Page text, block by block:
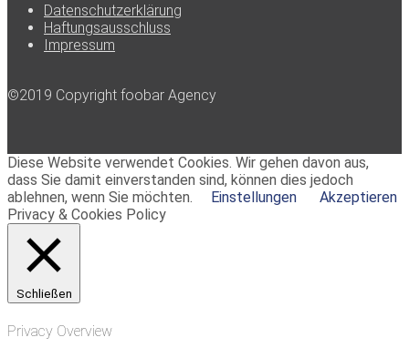
Datenschutzerklärung
Haftungsausschluss
Impressum
©2019 Copyright foobar Agency
Diese Website verwendet Cookies. Wir gehen davon aus,
dass Sie damit einverstanden sind, können dies jedoch
ablehnen, wenn Sie möchten.
Einstellungen
Akzeptieren
Privacy & Cookies Policy
Schließen
Privacy Overview